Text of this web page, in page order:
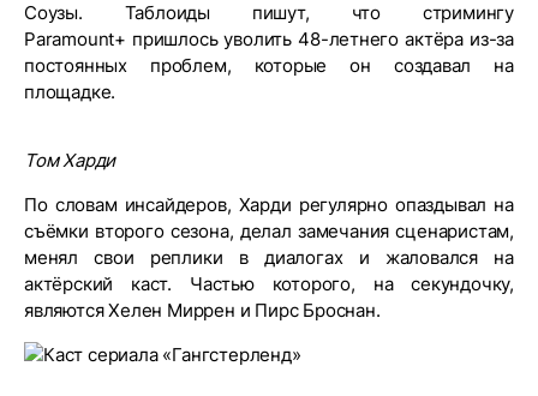
Соузы. Таблоиды пишут, что стримингу
Paramount+ пришлось уволить 48-летнего актёра из-за
постоянных проблем, которые он создавал на
площадке.
Том Харди
По словам инсайдеров, Харди регулярно опаздывал на
съёмки второго сезона, делал замечания сценаристам,
менял свои реплики в диалогах и жаловался на
актёрский каст. Частью которого, на секундочку,
являются Хелен Миррен и Пирс Броснан.